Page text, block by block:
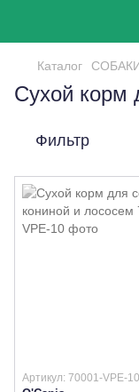
Каталог
Сухой корм
Фильтр
Артикул: 70001-VPE-10